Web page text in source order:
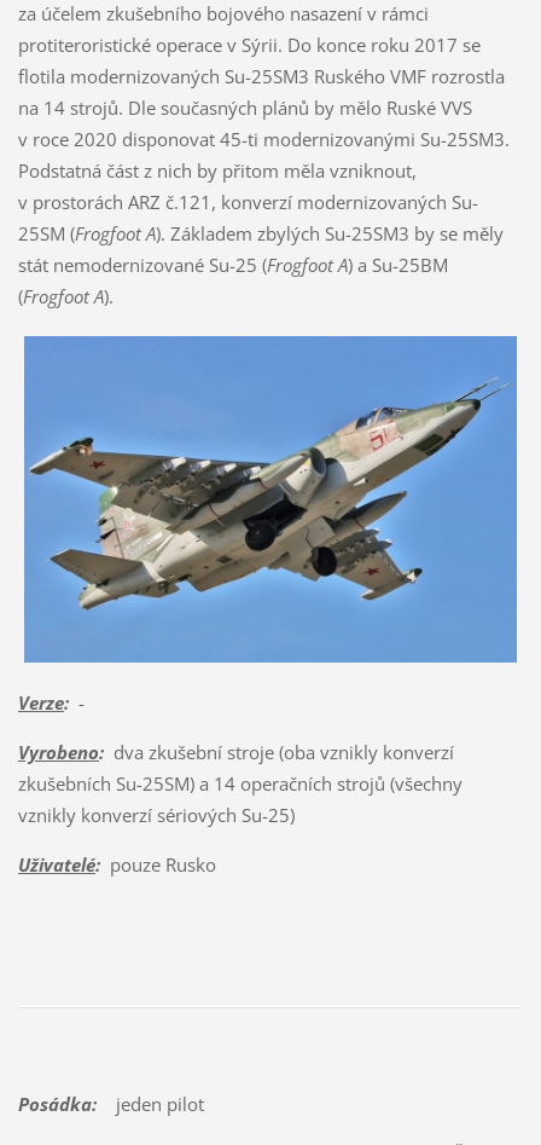
za účelem zkušebního bojového nasazení v rámci
protiteroristické operace v Sýrii. Do konce roku 2017 se
flotila modernizovaných Su-25SM3 Ruského VMF rozrostla
na 14 strojů. Dle současných plánů by mělo Ruské VVS
v roce 2020 disponovat 45-ti modernizovanými Su-25SM3.
Podstatná část z nich by přitom měla vzniknout,
v prostorách ARZ č.121, konverzí modernizovaných Su-
25SM (Frogfoot A). Základem zbylých Su-25SM3 by se měly
stát nemodernizované Su-25 (Frogfoot A) a Su-25BM
(Frogfoot A).
Verze:-
Vyrobeno:dva zkušební stroje (oba vznikly konverzí
zkušebních Su-25SM) a 14 operačních strojů (všechny
vznikly konverzí sériových Su-25)
Uživatelé:pouze Rusko
Posádka:jeden pilot